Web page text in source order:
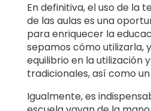
En definitiva, el uso de la
de las aulas es una
para enriquecer la
sepamos cómo utilizarla,
equilibrio en la utilización
tradicionales, así como
Igualmente, es